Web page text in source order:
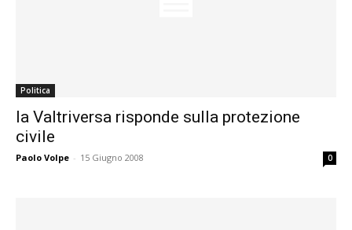
Politica
la Valtriversa risponde sulla protezione
civile
Paolo Volpe - 15 Giugno 2008 0